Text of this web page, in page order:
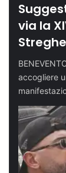
via la
Streghe
accogliere